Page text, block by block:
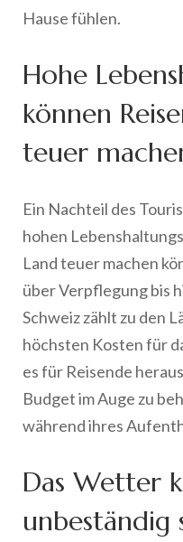
Hause fühlen.
Hohe
können
teuer
Ein Nachteil des
hohen
Land teuer machen
über Verpflegung bis
Schweiz zählt zu den
höchsten Kosten für
es für Reisende
Budget im Auge zu
während ihres
Das Wetter
unbeständig